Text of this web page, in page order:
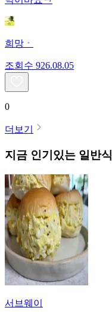
희망ㆍ
조회수 926.08.05
0
더보기
지금 인기있는 일반식
서브웨이